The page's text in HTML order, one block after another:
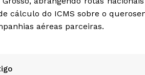
cálculo do ICMS sobre o
aéreas parceiras.